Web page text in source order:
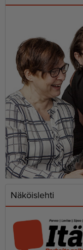
Näköislehti